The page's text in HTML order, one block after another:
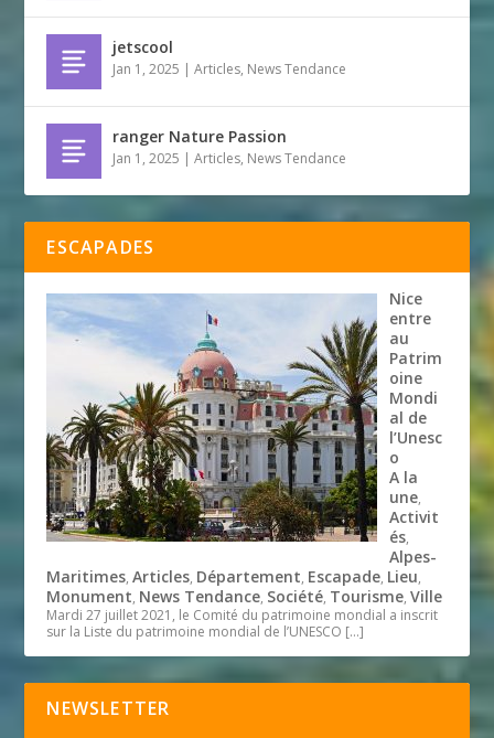
jetscool
Jan 1, 2025 |Articles, News Tendance
ranger Nature Passion
Jan 1, 2025 |Articles, News Tendance
ESCAPADES
Nice
entre
au
Patrim
oine
Mondi
al de
l’Unesc
o
A la
une,
Activit
és,
Alpes-
Maritimes,Articles, Département, Escapade, Lieu,
Monument, News Tendance, Société, Tourisme,Ville
Mardi 27 juillet 2021, le Comité du patrimoine mondial a inscrit
sur la Liste du patrimoine mondial de l’UNESCO […]
NEWSLETTER